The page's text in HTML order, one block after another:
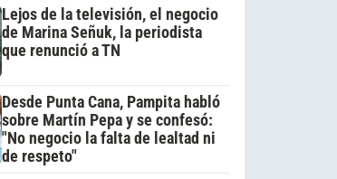
Lejos de la televisión, el negocio
de Marina Señuk, la periodista
que renunció a TN
Desde Punta Cana, Pampita habló
sobre Martín Pepa y se confesó:
"No negocio la falta de lealtad ni
de respeto"